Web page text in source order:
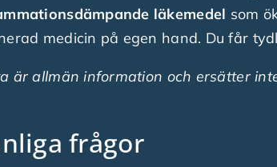
läkemedel som
medicin på egen hand. Du får
är allmän information och ersätter
frågor